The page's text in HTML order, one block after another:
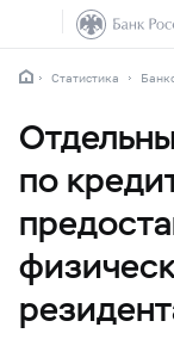
Статистика
по